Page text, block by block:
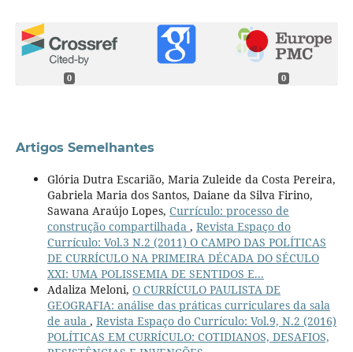
0 0
Artigos Semelhantes
Glória Dutra Escarião, Maria Zuleide da Costa Pereira,
Gabriela Maria dos Santos, Daiane da Silva Firino,
Sawana Araújo Lopes, Currículo: processo de
construção compartilhada , Revista Espaço do
Currículo: Vol.3 N.2 (2011) O CAMPO DAS POLÍTICAS
DE CURRÍCULO NA PRIMEIRA DÉCADA DO SÉCULO
XXI: UMA POLISSEMIA DE SENTIDOS E...
Adaliza Meloni, O CURRÍCULO PAULISTA DE
GEOGRAFIA: análise das práticas curriculares da sala
de aula , Revista Espaço do Currículo: Vol.9, N.2 (2016)
POLÍTICAS EM CURRÍCULO: COTIDIANOS, DESAFIOS,